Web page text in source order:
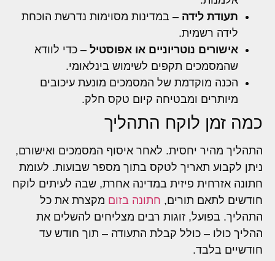
תעודת לידה – במדינות מסוימות נדרשת הוכחת
לידה רשמית.
אישורים נוטריוניים או אפוסטיל – כדי לוודא
שהמסמכים תקפים לשימוש בינלאומי.
הכנה מוקדמת של המסמכים מונעת עיכובים
מיותרים ומבטיחה קיום טקס חלק.
כמה זמן לוקח התהליך
התהליך מהיר יחסית. לאחר איסוף המסמכים ואישורם,
ניתן לקבוע תאריך לטקס בתוך מספר שבועות. לעומת
חתונה אזרחית פיזית במדינה אחרת, שבה לעיתים לוקח
חודשים לתאם תורים, חתונה בזום מקצרת את כל
התהליך. בפועל, זוגות רבים מצליחים להשלים את
ההליך כולו – כולל קבלת התעודה – תוך חודש עד
חודשיים בלבד.